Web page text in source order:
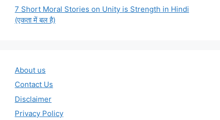
7 Short Moral Stories on Unity is Strength in Hindi
(एकता में बल है)
About us
Contact Us
Disclaimer
Privacy Policy